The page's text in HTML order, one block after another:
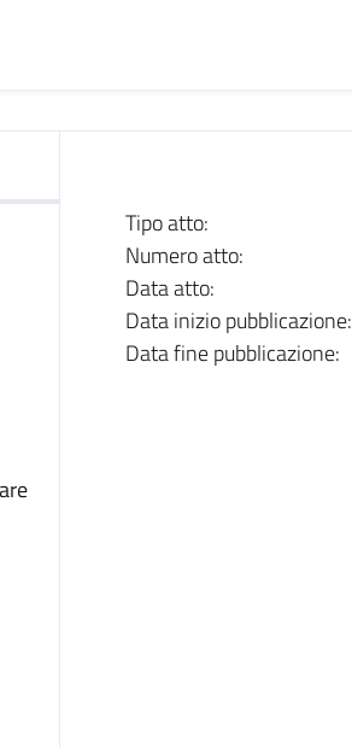
Tipo atto:
Numero atto:
Data atto:
Data inizio pubblicazione:
Data fine pubblicazione: